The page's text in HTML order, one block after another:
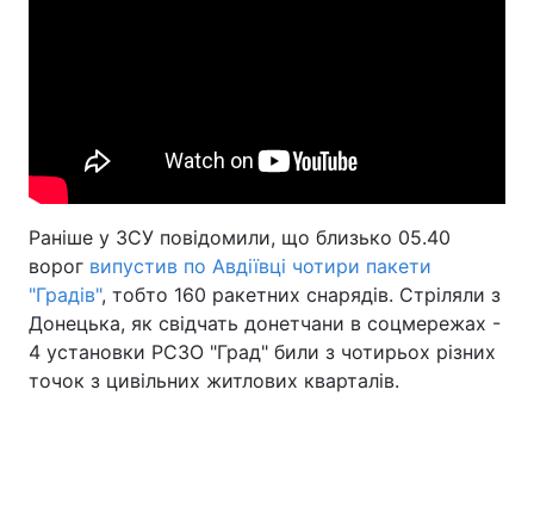
Раніше у ЗСУ повідомили, що близько 05.40
ворог випустив по Авдіївці чотири пакети
"Градів", тобто 160 ракетних снарядів. Стріляли з
Донецька, як свідчать донетчани в соцмережах -
4 установки РСЗО "Град" били з чотирьох різних
точок з цивільних житлових кварталів.